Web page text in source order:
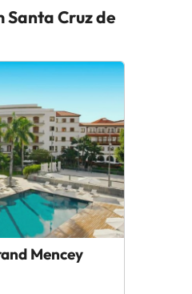
Cruz de
Mencey